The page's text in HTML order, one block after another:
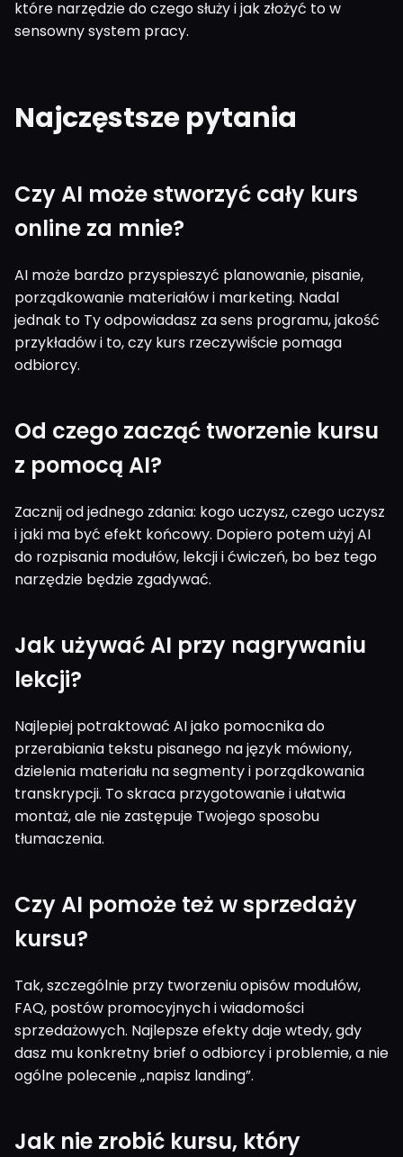
które narzędzie do czego służy i jak złożyć to w
sensowny system pracy.
Najczęstsze pytania
Czy AI może stworzyć cały kurs
online za mnie?
AI może bardzo przyspieszyć planowanie, pisanie,
porządkowanie materiałów i marketing. Nadal
jednak to Ty odpowiadasz za sens programu, jakość
przykładów i to, czy kurs rzeczywiście pomaga
odbiorcy.
Od czego zacząć tworzenie kursu
z pomocą AI?
Zacznij od jednego zdania: kogo uczysz, czego uczysz
i jaki ma być efekt końcowy. Dopiero potem użyj AI
do rozpisania modułów, lekcji i ćwiczeń, bo bez tego
narzędzie będzie zgadywać.
Jak używać AI przy nagrywaniu
lekcji?
Najlepiej potraktować AI jako pomocnika do
przerabiania tekstu pisanego na język mówiony,
dzielenia materiału na segmenty i porządkowania
transkrypcji. To skraca przygotowanie i ułatwia
montaż, ale nie zastępuje Twojego sposobu
tłumaczenia.
Czy AI pomoże też w sprzedaży
kursu?
Tak, szczególnie przy tworzeniu opisów modułów,
FAQ, postów promocyjnych i wiadomości
sprzedażowych. Najlepsze efekty daje wtedy, gdy
dasz mu konkretny brief o odbiorcy i problemie, a nie
ogólne polecenie „napisz landing”.
Jak nie zrobić kursu, który